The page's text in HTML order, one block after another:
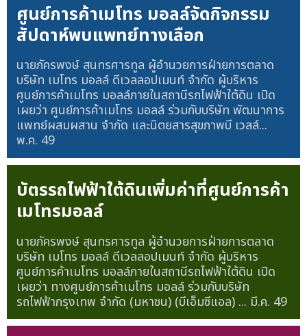
ศูนย์การค้าเมโทร มอลล์จัดกิจกรรม
สัปดาห์พบแพทย์ทางเลือก
นายภัครพงษ์ สุนทรศารทูล ผู้อำนวยการฝ่ายการตลาด
บริษัท เมโทร มอลล์ ดีเวลลอปเมนท์ จำกัด ผู้บริหาร
ศูนย์การค้าเมโทร มอลล์ภายในสถานีรถไฟฟ้าใต้ดิน เปิด
เผยว่า ศูนย์การค้าเมโทร มอลล์ ร่วมกับบริษัท พัฒนาการ
แพทย์ผสมผสาน จำกัด และนิตยสารสุขภาพบี เวลล์...
พ.ค. 49
บัตรรถไฟฟ้าใต้ดินเพิ่มค่าที่ศูนย์การค้า
เมโทรมอลล์
นายภัครพงษ์ สุนทรศารทูล ผู้อำนวยการฝ่ายการตลาด
บริษัท เมโทร มอลล์ ดีเวลลอปเมนท์ จำกัด ผู้บริหาร
ศูนย์การค้าเมโทร มอลล์ภายในสถานีรถไฟฟ้าใต้ดิน เปิด
เผยว่า ทางศูนย์การค้าเมโทร มอลล์ ร่วมกับบริษัท
รถไฟฟ้ากรุงเทพ จำกัด (มหาชน) (บีเอ็มซีแอล) ... มี.ค. 49